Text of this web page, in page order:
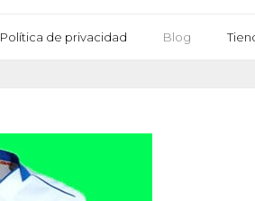
Política de privacidad Blog